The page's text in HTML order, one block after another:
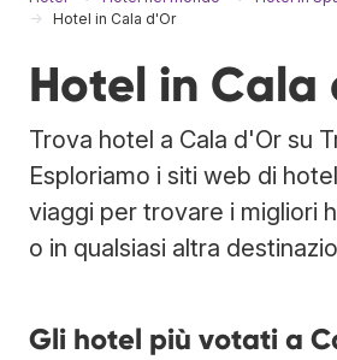
Hotel in Cala d'Or
Hotel in Cala
Trova hotel a Cala d'Or su
Esploriamo i siti web di
viaggi per trovare i migliori
o in qualsiasi altra
Gli hotel più votati a